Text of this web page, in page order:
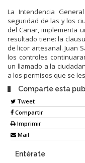
La Intendencia
seguridad de las y los
del Cañar, implementa
resultado tiene: la
de licor artesanal. Juan
los controles
un llamado a la
a los permisos que se
Comparte esta
Tweet
Compartir
Imprimir
Mail
Entérate